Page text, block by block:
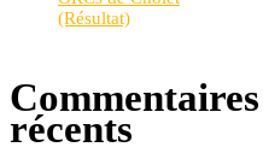
(Résultat)
Commentaires
récents